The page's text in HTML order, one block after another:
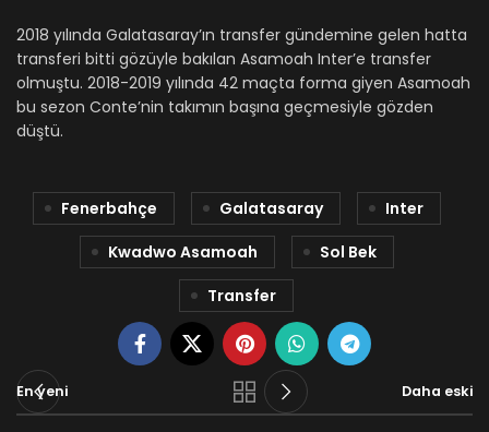
2018 yılında Galatasaray’ın transfer gündemine gelen hatta
transferi bitti gözüyle bakılan Asamoah Inter’e transfer
olmuştu. 2018-2019 yılında 42 maçta forma giyen Asamoah
bu sezon Conte’nin takımın başına geçmesiyle gözden
düştü.
Fenerbahçe Galatasaray
Inter
Kwadwo Asamoah
Sol Bek
Transfer
En yeni Daha eski